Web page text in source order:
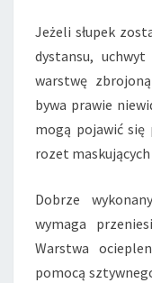
Jeżeli słupek
dystansu,
warstwę
bywa prawie
mogą pojawić się
rozet maskujących
Dobrze
wymaga
Warstwa
pomocą